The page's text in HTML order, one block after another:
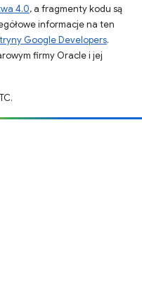
4.0, a fragmenty kodu są
informacje na ten
Google Developers.
firmy Oracle i jej